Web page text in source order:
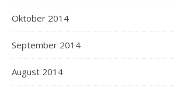
Oktober 2014
September 2014
August 2014